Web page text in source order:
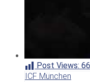
Post Views:
ICF München